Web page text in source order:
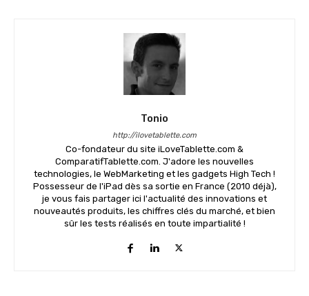
Tonio
http://ilovetablette.com
Co-fondateur du site iLoveTablette.com &
ComparatifTablette.com. J'adore les nouvelles
technologies, le WebMarketing et les gadgets High Tech !
Possesseur de l'iPad dès sa sortie en France (2010 déjà),
je vous fais partager ici l'actualité des innovations et
nouveautés produits, les chiffres clés du marché, et bien
sûr les tests réalisés en toute impartialité !